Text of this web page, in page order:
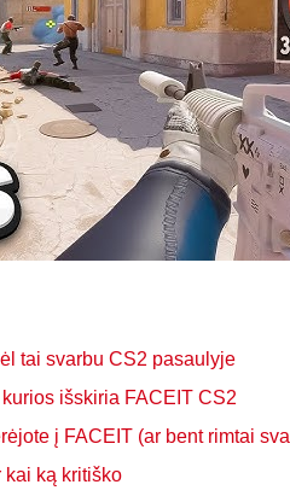
tai svarbu CS2 pasaulyje
išskiria FACEIT CS2
į FACEIT (ar bent rimtai
ką kritiško